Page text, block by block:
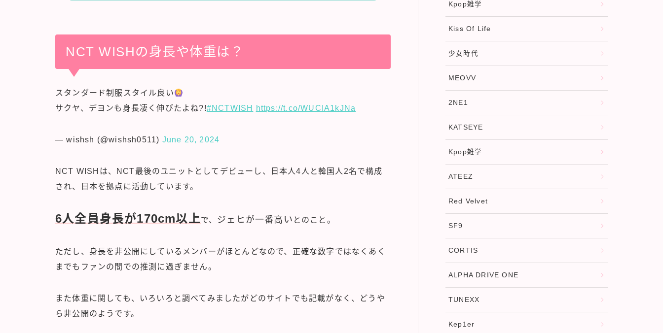
NCT WISHの身長や体重は？
スタンダード制服スタイル良い
サクヤ、デヨンも身長凄く伸びたよね?!#NCTWISH https://t.co/WUCIA1kJNa
— wishsh (@wishsh0511) June 20, 2024
NCT WISHは、NCT最後のユニットとしてデビューし、日本人4人と韓国人2名で構成
され、日本を拠点に活動しています。
6人全員身長が170cm以上で、 ジェヒが一番高い とのこと。
ただし、身長を非公開にしているメンバーがほとんどなので、正確な数字ではなくあく
までもファンの間での推測に過ぎません。
また体重に関しても、いろいろと調べてみましたがどのサイトでも記載がなく、どうや
ら非公開のようです。
Kpop雑学
Kiss Of Life
少女時代
MEOVV
2NE1
KATSEYE
Kpop雑学
ATEEZ
Red Velvet
SF9
CORTIS
ALPHA DRIVE ONE
TUNEXX
Kep1er